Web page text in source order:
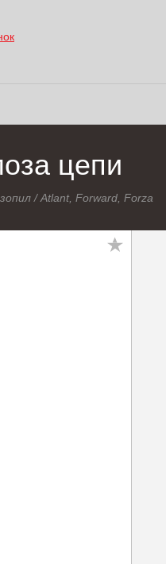
цепи
/Atlant, Forward, Forza